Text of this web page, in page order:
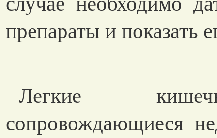
препараты и показать
Легкие
сопровождающиеся